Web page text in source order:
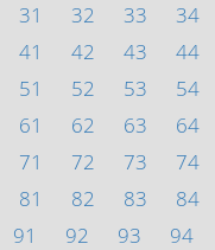
31
32 33 34
41
42 43 44
51
52 53 54
61
62 63 64
71
72 73 74
81
82 83 84
91
92 93 94